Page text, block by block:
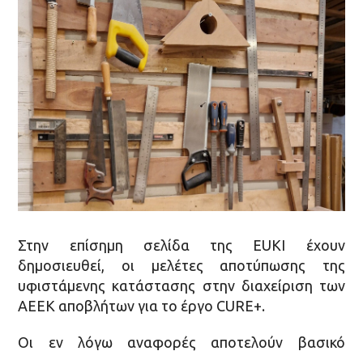
Στην επίσημη σελίδα της EUKI έχουν
δημοσιευθεί, οι μελέτες αποτύπωσης της
υφιστάμενης κατάστασης στην διαχείριση των
ΑΕΕΚ αποβλήτων για το έργο CURE+.
Οι εν λόγω αναφορές αποτελούν βασικό